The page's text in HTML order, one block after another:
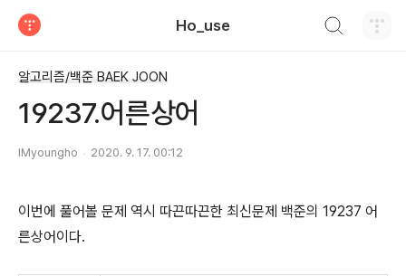
Ho_use
알고리즘/백준 BAEK JOON
19237.어른상어
IMyoungho 2020. 9. 17. 00:12
이번에 풀어볼 문제 역시 따끈따끈한 최신문제 백준의 19237 어
른상어이다.